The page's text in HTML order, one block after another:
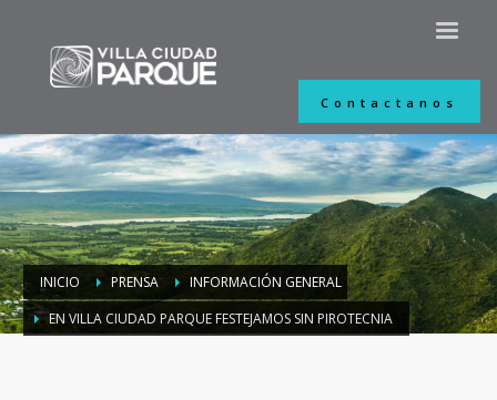
Contactanos
INICIO PRENSA
INFORMACIÓN GENERAL
EN VILLA CIUDAD PARQUE FESTEJAMOS SIN PIROTECNIA